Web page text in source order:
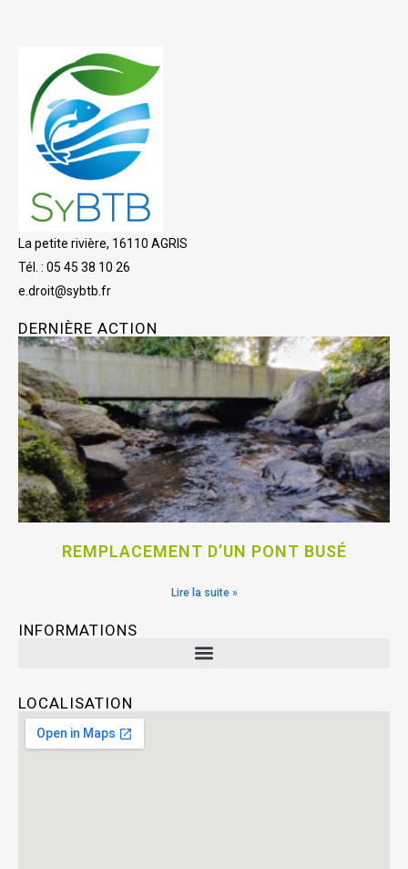
La petite rivière, 16110 AGRIS
Tél. : 05 45 38 10 26
e.droit@sybtb.fr
DERNIÈRE ACTION
REMPLACEMENT D’UN PONT BUSÉ
Lire la suite »
INFORMATIONS
LOCALISATION